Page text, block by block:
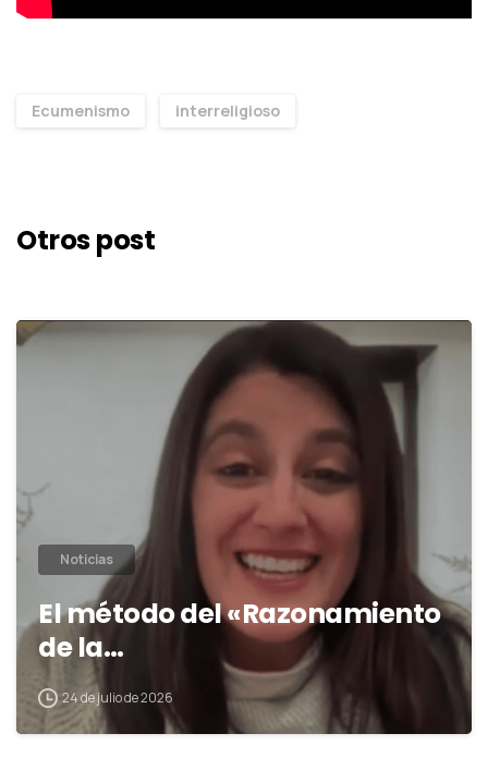
Ecumenismo interreligioso
Reading
Otros post
Noticias
El método del «Razonamiento
de la…
24 de julio de 2026